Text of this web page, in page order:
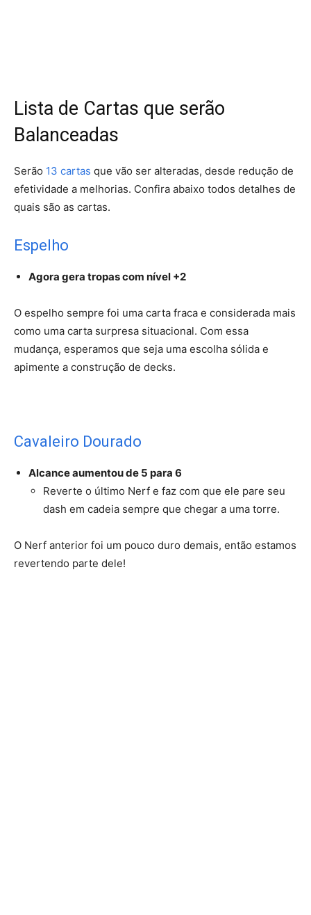
Lista de Cartas que serão
Balanceadas
Serão 13 cartas que vão ser alteradas, desde redução de
efetividade a melhorias. Confira abaixo todos detalhes de
quais são as cartas.
Espelho
Agora gera tropas com nível +2
O espelho sempre foi uma carta fraca e considerada mais
como uma carta surpresa situacional. Com essa
mudança, esperamos que seja uma escolha sólida e
apimente a construção de decks.
Cavaleiro Dourado
Alcance aumentou de 5 para 6
Reverte o último Nerf e faz com que ele pare seu
dash em cadeia sempre que chegar a uma torre.
O Nerf anterior foi um pouco duro demais, então estamos
revertendo parte dele!